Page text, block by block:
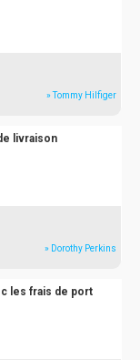
» Tommy Hilfiger
livraison
» Dorothy Perkins
les frais de port